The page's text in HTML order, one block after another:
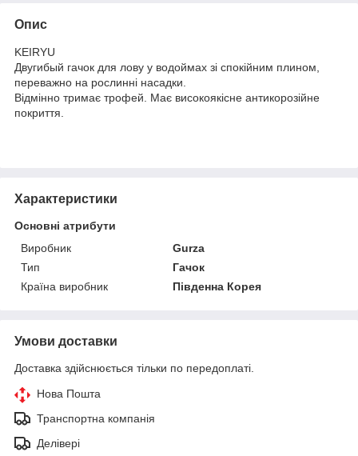
Опис
KEIRYU
Двугибый гачок для лову у водоймах зі спокійним плином,
переважно на рослинні насадки.
Відмінно тримає трофей. Має високоякісне антикорозійне
покриття.
Характеристики
Основні атрибути
Виробник
Gurza
Тип
Гачок
Країна виробник
Південна Корея
Умови доставки
Доставка здійснюється тільки по передоплаті.
Нова Пошта
Транспортна компанія
Делівері